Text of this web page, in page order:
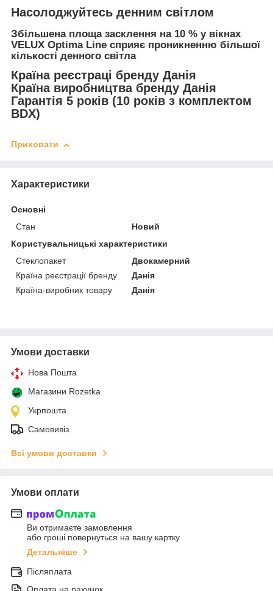
Насолоджуйтесь денним світлом
Збільшена площа засклення на 10 % у вікнах
VELUX Optima Line сприяє проникненню більшої
кількості денного світла
Країна реєстраці бренду Данія
Країна виробництва бренду Данія
Гарантія 5 років (10 років з комплектом
BDX)
Приховати
Характеристики
Основні
Стан
Новий
Користувальницькі характеристики
Стеклопакет
Двокамерний
Країна реєстрації бренду
Данія
Країна-виробник товару
Данія
Умови доставки
Нова Пошта
Магазини Rozetka
Укрпошта
Самовивіз
Всі умови доставки
Умови оплати
Ви отримаєте замовлення
або гроші повернуться на вашу картку
Детальніше
Післяплата